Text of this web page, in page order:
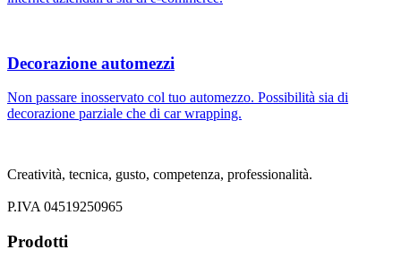
Decorazione automezzi
Non passare inosservato col tuo automezzo. Possibilità sia di
decorazione parziale che di car wrapping.
Creatività, tecnica, gusto, competenza, professionalità.
P.IVA 04519250965
Prodotti